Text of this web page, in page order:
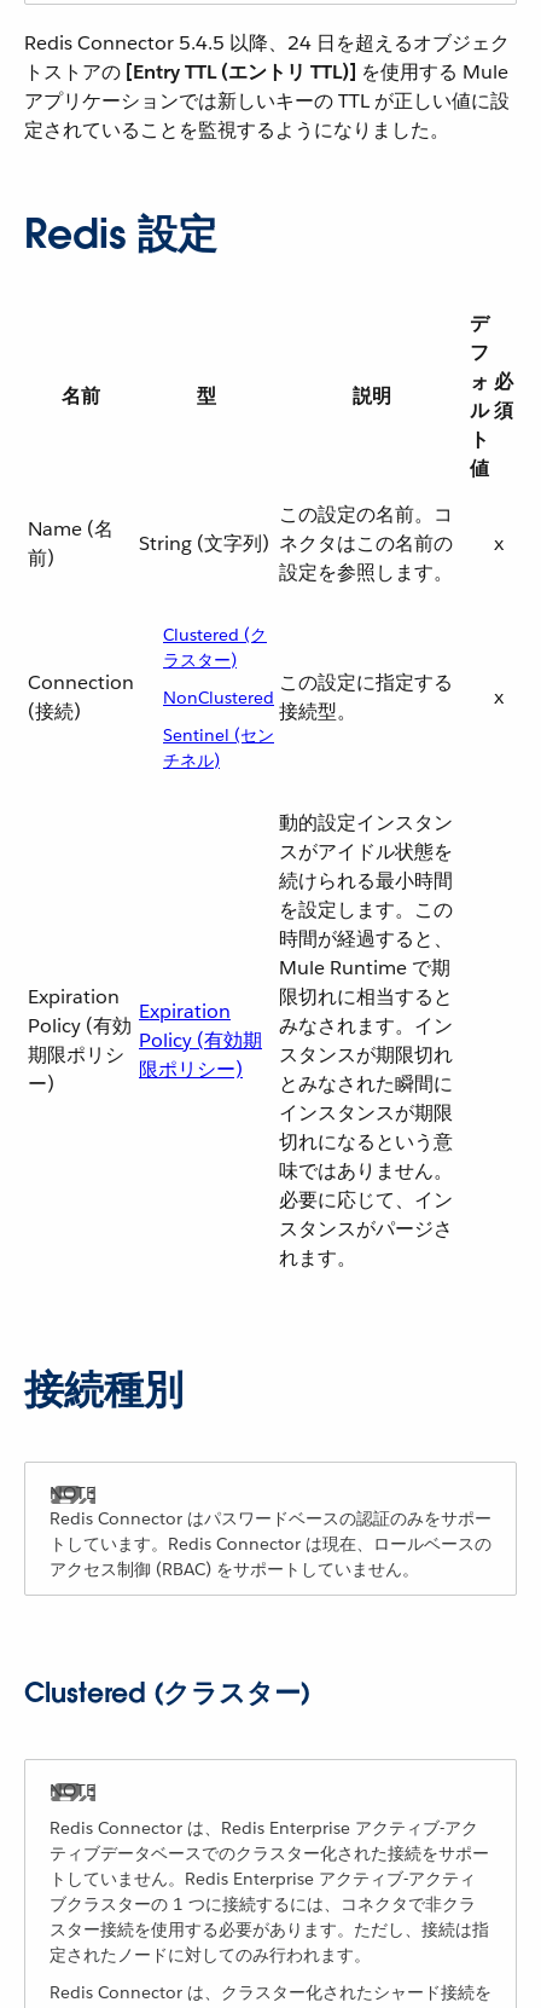
Redis Connector 5.4.5 以降、24 日を超えるオブジェク
トストアの ​ [Entry TTL (エントリ TTL)] ​ を使用する Mule
アプリケーションでは新しいキーの TTL が正しい値に設
定されていることを監視するようになりました。
Redis 設定
名前 型 説明
デ
フ
ォ
ル
ト
値
必
須
Name (名
前)
String (文字列)
この設定の名前。コ
ネクタはこの名前の
設定を参照します。
x
Connection
(接続)
Clustered (ク
ラスター)
NonClustered
Sentinel (セン
チネル)
この設定に指定する
接続型。
x
Expiration
Policy (有効
期限ポリシ
ー)
Expiration
Policy (有効期
限ポリシー)
動的設定インスタン
スがアイドル状態を
続けられる最小時間
を設定します。この
時間が経過すると、
Mule Runtime で期
限切れに相当すると
みなされます。イン
スタンスが期限切れ
とみなされた瞬間に
インスタンスが期限
切れになるという意
味ではありません。
必要に応じて、イン
スタンスがパージさ
れます。
接続種別
Redis Connector はパスワードベースの認証のみをサポー
トしています。Redis Connector は現在、ロールベースの
アクセス制御 (RBAC) をサポートしていません。
Clustered (クラスター)
Redis Connector は、Redis Enterprise アクティブ-アク
ティブデータベースでのクラスター化された接続をサポー
トしていません。Redis Enterprise アクティブ-アクティ
ブクラスターの 1 つに接続するには、コネクタで非クラ
スター接続を使用する必要があります。ただし、接続は指
定されたノードに対してのみ行われます。
Redis Connector は、クラスター化されたシャード接続を